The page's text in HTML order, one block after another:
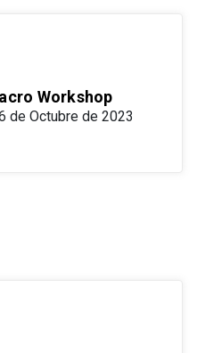
Workshop
de Octubre de 2023